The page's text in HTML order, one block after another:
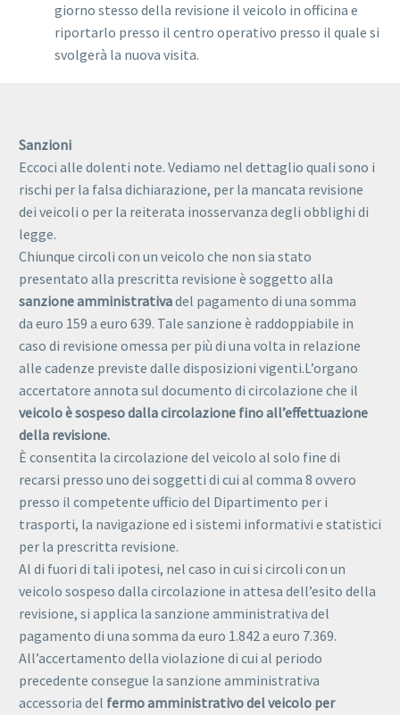
giorno stesso della revisione il veicolo in officina e
riportarlo presso il centro operativo presso il quale si
svolgerà la nuova visita.
Sanzioni
Eccoci alle dolenti note. Vediamo nel dettaglio quali sono i
rischi per la falsa dichiarazione, per la mancata revisione
dei veicoli o per la reiterata inosservanza degli obblighi di
legge.
Chiunque circoli con un veicolo che non sia stato
presentato alla prescritta revisione è soggetto alla
sanzione amministrativadel pagamento di una somma
da euro 159 a euro 639. Tale sanzione è raddoppiabile in
caso di revisione omessa per più di una volta in relazione
alle cadenze previste dalle disposizioni vigenti.L’organo
accertatore annota sul documento di circolazione che il
veicolo è sospeso dalla circolazione fino all’effettuazione
della revisione.
È consentita la circolazione del veicolo al solo fine di
recarsi presso uno dei soggetti di cui al comma 8 ovvero
presso il competente ufficio del Dipartimento per i
trasporti, la navigazione ed i sistemi informativi e statistici
per la prescritta revisione.
Al di fuori di tali ipotesi, nel caso in cui si circoli con un
veicolo sospeso dalla circolazione in attesa dell’esito della
revisione, si applica la sanzione amministrativa del
pagamento di una somma da euro 1.842 a euro 7.369.
All’accertamento della violazione di cui al periodo
precedente consegue la sanzione amministrativa
accessoria del fermo amministrativo del veicolo per